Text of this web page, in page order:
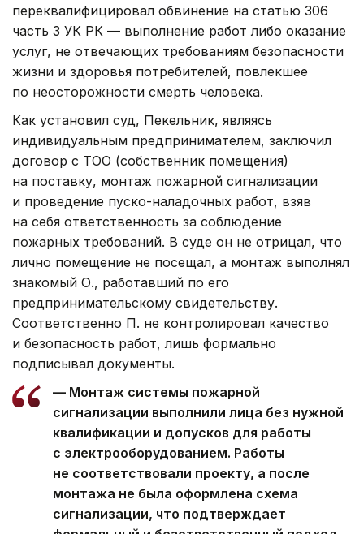
переквалифицировал обвинение на статью 306
часть 3 УК РК — выполнение работ либо оказание
услуг, не отвечающих требованиям безопасности
жизни и здоровья потребителей, повлекшее
по неосторожности смерть человека.
Как установил суд, Пекельник, являясь
индивидуальным предпринимателем, заключил
договор с ТОО (собственник помещения)
на поставку, монтаж пожарной сигнализации
и проведение пуско-наладочных работ, взяв
на себя ответственность за соблюдение
пожарных требований. В суде он не отрицал, что
лично помещение не посещал, а монтаж выполнял
знакомый О., работавший по его
предпринимательскому свидетельству.
Соответственно П. не контролировал качество
и безопасность работ, лишь формально
подписывал документы.
— Монтаж системы пожарной
сигнализации выполнили лица без нужной
квалификации и допусков для работы
с электрооборудованием. Работы
не соответствовали проекту, а после
монтажа не была оформлена схема
сигнализации, что подтверждает